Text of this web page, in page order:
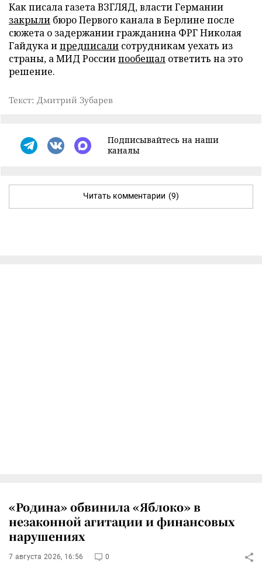
Как писала газета ВЗГЛЯД, власти Германии
закрыли бюро Первого канала в Берлине после
сюжета о задержании гражданина ФРГ Николая
Гайдука ипредписали сотрудникам уехать из
страны, а МИД Россиипообещал ответить на это
решение.
Текст: Дмитрий Зубарев
Подписывайтесь на наши
каналы
Читать комментарии (9)
«Родина» обвинила «Яблоко» в
незаконной агитации и финансовых
нарушениях
7 августа 2026, 16:56 0